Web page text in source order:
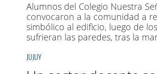
Alumnos del Colegio Nuestra
convocaron a la comunidad a
simbólico al edificio, luego de
sufrieran las paredes, tras la
JUJUY